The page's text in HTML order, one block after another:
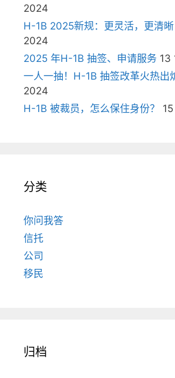
2024
H-1B 2025新规：更灵活，更清晰
2024
2025 年H-1B 抽签、申请服务 13
一人一抽！H-1B 抽签改革火热出
2024
H-1B 被裁员，怎么保住身份？
分类
你问我答
信托
公司
移民
归档